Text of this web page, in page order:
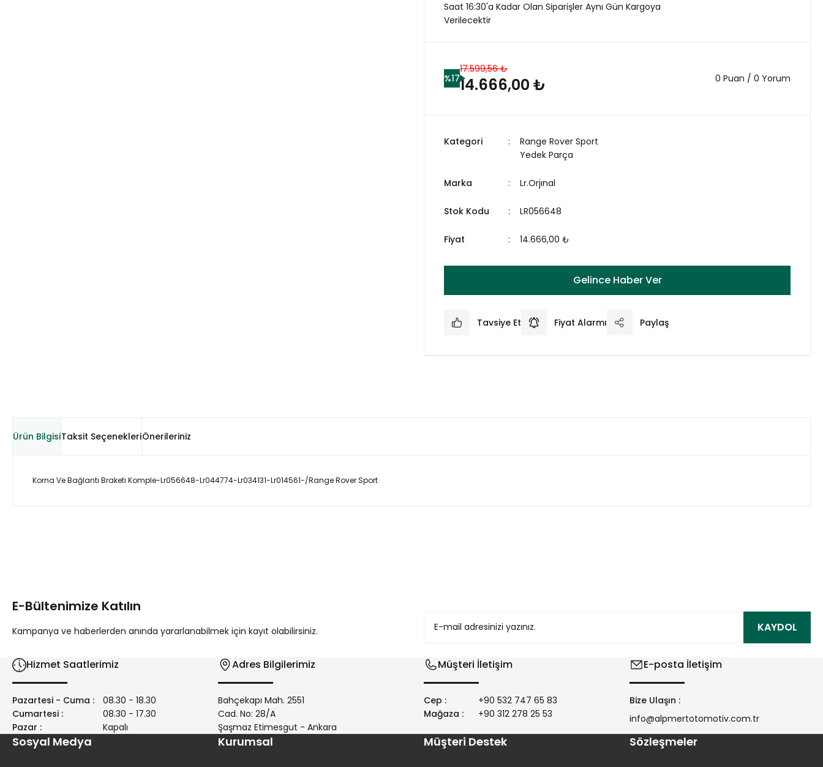
Saat 16:30'a Kadar Olan Siparişler Aynı Gün Kargoya
Verilecektir
%17
17.599,56 ₺
14.666,00 ₺ 0 Puan / 0 Yorum
Kategori
Range Rover Sport
Yedek Parça
Marka Lr.Orjınal
Stok Kodu LR056648
Fiyat 14.666,00 ₺
Gelince Haber Ver
Tavsiye Et Fiyat Alarmı Paylaş
Ürün BilgisiTaksit SeçenekleriÖnerileriniz
Korna Ve Bağlantı Braketi Komple-Lr056648-Lr044774-Lr034131-Lr014561-/Range Rover Sport
Ürün bilgilerinde hatalar bulunuyor.
E-Bültenimize Katılın
Kampanya ve haberlerden anında yararlanabilmek için kayıt olabilirsiniz. KAYDOL
Hizmet Saatlerimiz
Pazartesi - Cuma :
08.30 - 18.30
Cumartesi :
08.30 - 17.30
Pazar :
Kapalı
Adres Bilgilerimiz
Bahçekapı Mah. 2551
Cad. No: 28/A
Şaşmaz Etimesgut - Ankara
Müşteri İletişim
Cep :
+90 532 747 65 83
Mağaza :
+90 312 278 25 53
E-posta İletişim
Bize Ulaşın :
info@alpmertotomotiv.com.tr
Sosyal Medya Kurumsal Müşteri Destek Sözleşmeler